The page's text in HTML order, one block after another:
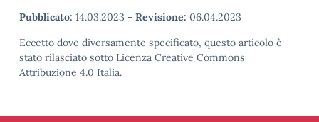
Pubblicato: 14.03.2023 - Revisione: 06.04.2023
Eccetto dove diversamente specificato, questo articolo è
stato rilasciato sotto Licenza Creative Commons
Attribuzione 4.0 Italia.